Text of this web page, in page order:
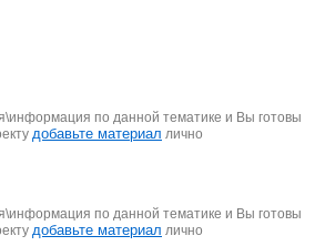
по данной тематике и Вы готовы
добавьте материал лично
по данной тематике и Вы готовы
добавьте материал лично